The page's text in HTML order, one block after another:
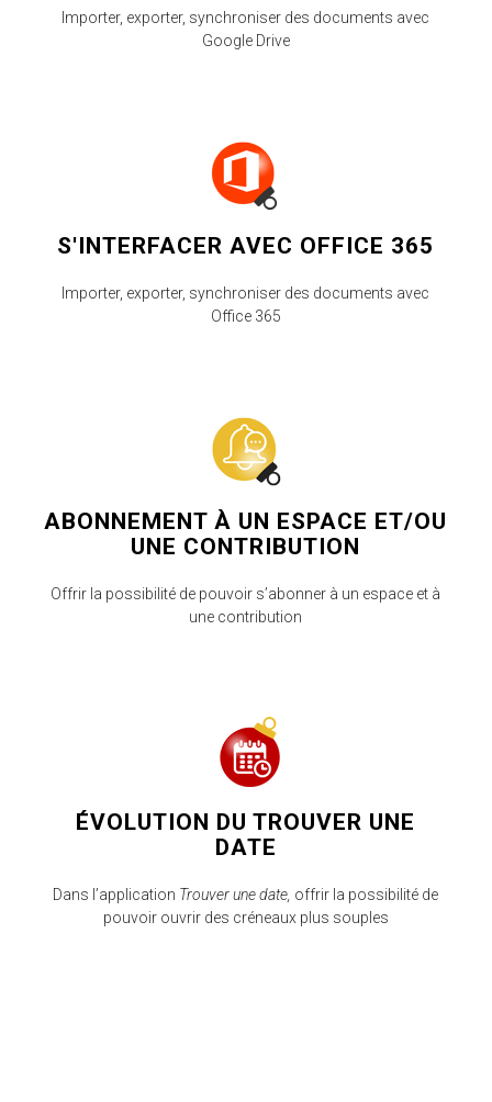
Importer, exporter, synchroniser des documents avec
Google Drive
S'INTERFACER AVEC OFFICE 365
Importer, exporter, synchroniser des documents avec
Office 365
ABONNEMENT À UN ESPACE ET/OU
UNE CONTRIBUTION
Offrir la possibilité de pouvoir s’abonner à un espace et à
une contribution
ÉVOLUTION DU TROUVER UNE
DATE
Dans l’application Trouver une date, offrir la possibilité de
pouvoir ouvrir des créneaux plus souples